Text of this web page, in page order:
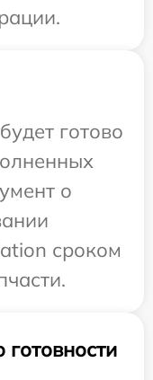
готово
о
сроком